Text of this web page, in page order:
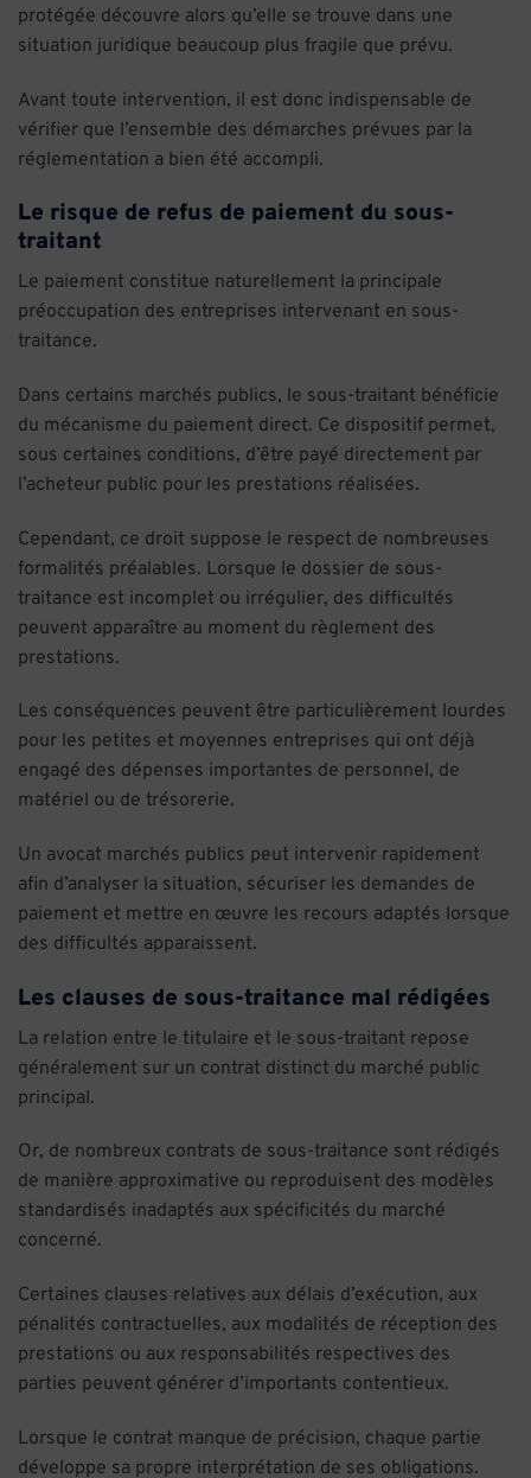
protégée découvre alors qu’elle se trouve dans une
situation juridique beaucoup plus fragile que prévu.
Avant toute intervention, il est donc indispensable de
vérifier que l’ensemble des démarches prévues par la
réglementation a bien été accompli.
Le risque de refus de paiement du sous-
traitant
Le paiement constitue naturellement la principale
préoccupation des entreprises intervenant en sous-
traitance.
Dans certains marchés publics, le sous-traitant bénéficie
du mécanisme du paiement direct. Ce dispositif permet,
sous certaines conditions, d’être payé directement par
l’acheteur public pour les prestations réalisées.
Cependant, ce droit suppose le respect de nombreuses
formalités préalables. Lorsque le dossier de sous-
traitance est incomplet ou irrégulier, des difficultés
peuvent apparaître au moment du règlement des
prestations.
Les conséquences peuvent être particulièrement lourdes
pour les petites et moyennes entreprises qui ont déjà
engagé des dépenses importantes de personnel, de
matériel ou de trésorerie.
Un avocat marchés publics peut intervenir rapidement
afin d’analyser la situation, sécuriser les demandes de
paiement et mettre en œuvre les recours adaptés lorsque
des difficultés apparaissent.
Les clauses de sous-traitance mal rédigées
La relation entre le titulaire et le sous-traitant repose
généralement sur un contrat distinct du marché public
principal.
Or, de nombreux contrats de sous-traitance sont rédigés
de manière approximative ou reproduisent des modèles
standardisés inadaptés aux spécificités du marché
concerné.
Certaines clauses relatives aux délais d’exécution, aux
pénalités contractuelles, aux modalités de réception des
prestations ou aux responsabilités respectives des
parties peuvent générer d’importants contentieux.
Lorsque le contrat manque de précision, chaque partie
développe sa propre interprétation de ses obligations.